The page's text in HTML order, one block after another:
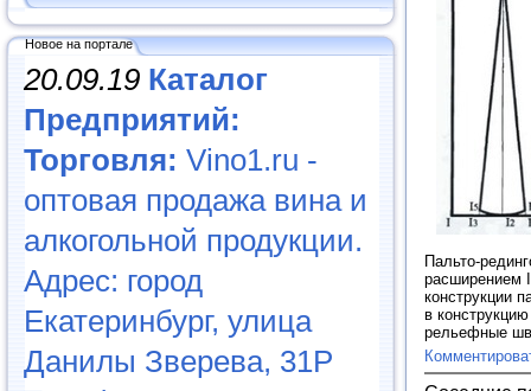
Новое на портале
20.09.19 Каталог
Предприятий:
Торговля: Vino1.ru -
оптовая продажа вина и
алкогольной продукции.
Адрес: город
Екатеринбург, улица
Данилы Зверева, 31Р
Пальто-
расширением I
конструкции
в
рельефные